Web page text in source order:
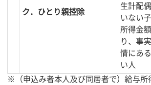
ク．ひとり親控除
生計配
いない
所得金
り、事
情にあ
い人
※（申込み者本人及び同居者で）給与所